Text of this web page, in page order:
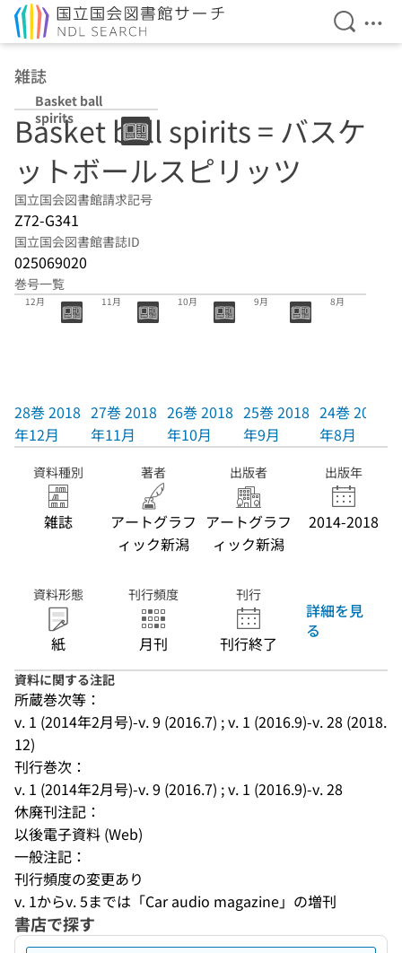
検索を
メ
雑誌
Basket ball
spirits
Basket ball spirits = バスケ
ットボールスピリッツ
国立国会図書館請求記号
Z72-G341
国立国会図書館書誌ID
025069020
巻号一覧
28巻 2018年
12月
28巻 2018
年12月
11月
27巻 2018
年11月
10月
26巻 2018
年10月
9月
25巻 2018
年9月
8月
24巻 2018
年8月
資料種別
雑誌
著者
アートグラフ
ィック新潟
出版者
アートグラフ
ィック新潟
出版年
2014-2018
資料形態
紙
刊行頻度
月刊
刊行
刊行終了
詳細を見
る
資料に関する注記
所蔵巻次等：
v. 1 (2014年2月号)-v. 9 (2016.7) ; v. 1 (2016.9)-v. 28 (2018.
12)
刊行巻次：
v. 1 (2014年2月号)-v. 9 (2016.7) ; v. 1 (2016.9)-v. 28
休廃刊注記：
以後電子資料 (Web)
一般注記：
刊行頻度の変更あり
v. 1からv. 5までは「Car audio magazine」の増刊
書店で探す